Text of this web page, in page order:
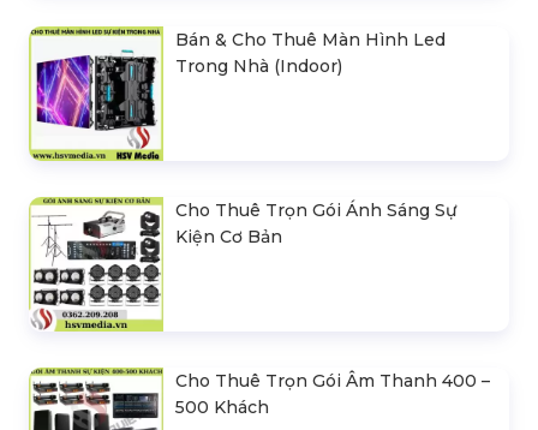
Bán & Cho Thuê Màn Hình Led
Trong Nhà (Indoor)
Cho Thuê Trọn Gói Ánh Sáng Sự
Kiện Cơ Bản
Cho Thuê Trọn Gói Âm Thanh 400 –
500 Khách